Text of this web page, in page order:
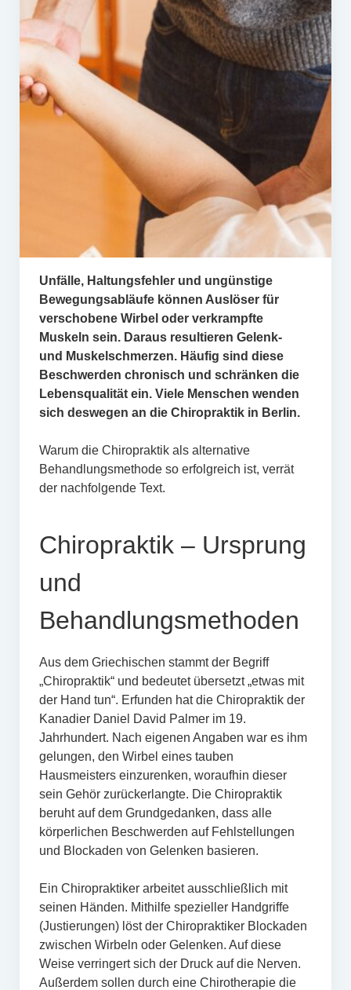
Unfälle, Haltungsfehler und ungünstige
Bewegungsabläufe können Auslöser für
verschobene Wirbel oder verkrampfte
Muskeln sein. Daraus resultieren Gelenk-
und Muskelschmerzen. Häufig sind diese
Beschwerden chronisch und schränken die
Lebensqualität ein. Viele Menschen wenden
sich deswegen an die Chiropraktik in Berlin.
Warum die Chiropraktik als alternative
Behandlungsmethode so erfolgreich ist, verrät
der nachfolgende Text.
Chiropraktik – Ursprung
und
Behandlungsmethoden
Aus dem Griechischen stammt der Begriff
„Chiropraktik“ und bedeutet übersetzt „etwas mit
der Hand tun“. Erfunden hat die Chiropraktik der
Kanadier Daniel David Palmer im 19.
Jahrhundert. Nach eigenen Angaben war es ihm
gelungen, den Wirbel eines tauben
Hausmeisters einzurenken, woraufhin dieser
sein Gehör zurückerlangte. Die Chiropraktik
beruht auf dem Grundgedanken, dass alle
körperlichen Beschwerden auf Fehlstellungen
und Blockaden von Gelenken basieren.
Ein Chiropraktiker arbeitet ausschließlich mit
seinen Händen. Mithilfe spezieller Handgriffe
(Justierungen) löst der Chiropraktiker Blockaden
zwischen Wirbeln oder Gelenken. Auf diese
Weise verringert sich der Druck auf die Nerven.
Außerdem sollen durch eine Chirotherapie die